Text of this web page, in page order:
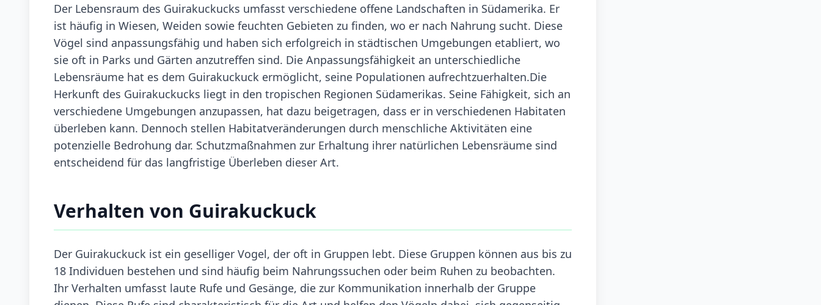
Der Lebensraum des Guirakuckucks umfasst verschiedene offene Landschaften in Südamerika. Er
ist häufig in Wiesen, Weiden sowie feuchten Gebieten zu finden, wo er nach Nahrung sucht. Diese
Vögel sind anpassungsfähig und haben sich erfolgreich in städtischen Umgebungen etabliert, wo
sie oft in Parks und Gärten anzutreffen sind. Die Anpassungsfähigkeit an unterschiedliche
Lebensräume hat es dem Guirakuckuck ermöglicht, seine Populationen aufrechtzuerhalten.Die
Herkunft des Guirakuckucks liegt in den tropischen Regionen Südamerikas. Seine Fähigkeit, sich an
verschiedene Umgebungen anzupassen, hat dazu beigetragen, dass er in verschiedenen Habitaten
überleben kann. Dennoch stellen Habitatveränderungen durch menschliche Aktivitäten eine
potenzielle Bedrohung dar. Schutzmaßnahmen zur Erhaltung ihrer natürlichen Lebensräume sind
entscheidend für das langfristige Überleben dieser Art.
Verhalten von Guirakuckuck
Der Guirakuckuck ist ein geselliger Vogel, der oft in Gruppen lebt. Diese Gruppen können aus bis zu
18 Individuen bestehen und sind häufig beim Nahrungssuchen oder beim Ruhen zu beobachten.
Ihr Verhalten umfasst laute Rufe und Gesänge, die zur Kommunikation innerhalb der Gruppe